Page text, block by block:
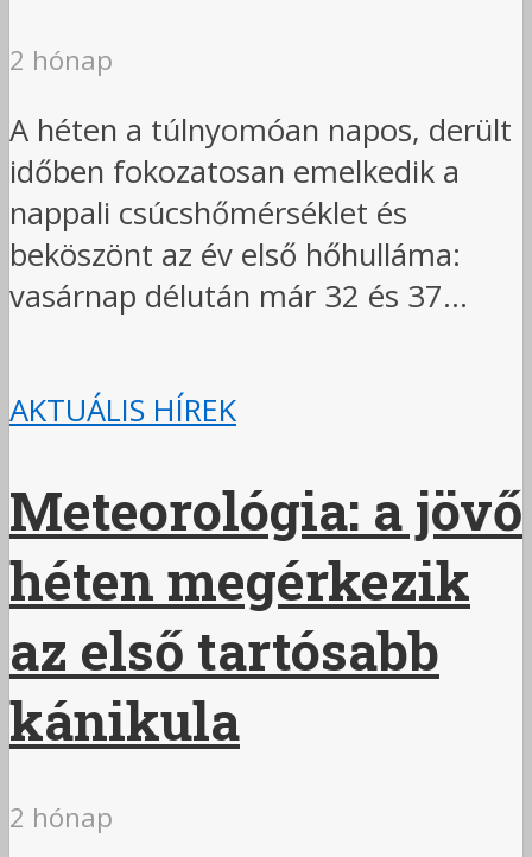
2 hónap
A héten a túlnyomóan napos, derült
időben fokozatosan emelkedik a
nappali csúcshőmérséklet és
beköszönt az év első hőhulláma:
vasárnap délután már 32 és 37...
AKTUÁLIS HÍREK
Meteorológia: a jövő
héten megérkezik
az első tartósabb
kánikula
2 hónap